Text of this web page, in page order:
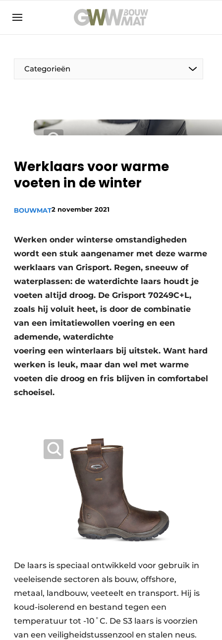
NL EN
Categorieën
De Pen
Duurzaamheid & Innovatie
Fundering
Kopen/Huren/Leasen
Sloop & Recycling
Werklaars voor warme
voeten in de winter
BOUWMAT2 november 2021
Werken onder winterse omstandigheden
wordt een stuk aangenamer met deze warme
werklaars van Grisport. Regen, sneeuw of
waterplassen: de waterdichte laars houdt je
voeten altijd droog. De Grisport 70249C+L,
zoals hij voluit heet, is door de combinatie
van een imitatiewollen voering en een
ademende, waterdichte
voering een winterlaars bij uitstek. Want hard
werken is leuk, maar dan wel met warme
voeten die droog en fris blijven in comfortabel
schoeisel.
De laars is speciaal ontwikkeld voor gebruik in
veeleisende sectoren als bouw, offshore,
metaal, landbouw, veeteelt en transport. Hij is
koud-isolerend en bestand tegen een
temperatuur tot -10˚C. De S3 laars is voorzien
van een veiligheidstussenzool en stalen neus.